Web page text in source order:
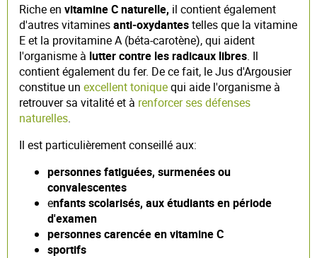
Riche en vitamine C naturelle, il contient également
d'autres vitaminesanti-oxydantestelles que la vitamine
E et la provitamine A (béta-carotène), qui aident
l'organisme à lutter contre les radicaux libres. Il
contient également du fer. De ce fait, le Jus d'Argousier
constitue un excellent toniquequi aide l'organisme à
retrouver sa vitalité et à renforcer ses défenses
naturelles.
Il est particulièrement conseillé aux:
personnes fatiguées, surmenées ou
convalescentes
enfants scolarisés, aux étudiants en période
d'examen
personnes carencée en vitamine C
sportifs